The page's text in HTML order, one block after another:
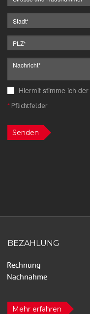
Hiermit stimme ich der
*Pflichtfelder
Senden
BEZAHLUNG
Mehr erfahren